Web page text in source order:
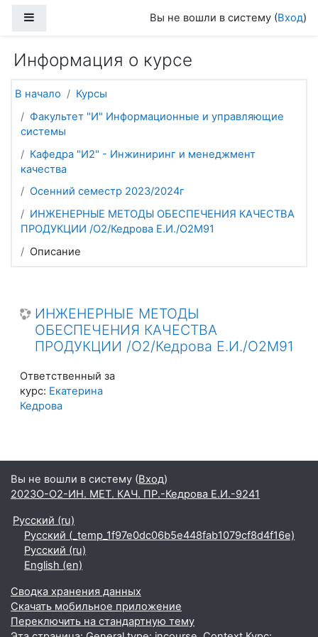
Вы не вошли в систему (Вход)
Информация о курсе
В начало
Курсы
Факультет "И" Информационные и управляющие
системы
Кафедра "И2" - Инжиниринг и менеджмент
качества
Осенний семестр 2023/2024г
ИНЖЕНЕРНЫЕ МЕТОДЫ ОБЕСПЕЧЕНИЯ КАЧЕСТВА
ПРОДУКЦИИ /О2/Кедрова Е.И./О2М91
Описание
ИНЖЕНЕРНЫЕ МЕТОДЫ
ОБЕСПЕЧЕНИЯ КАЧЕСТВА
ПРОДУКЦИИ /О2/Кедрова Е.И./О2М91
Ответственный за
курс: Екатерина
Кедрова
Вы не вошли в систему (Вход)
2023О-О2-ИН. МЕТ. КАЧ. ПР.-Кедрова Е.И.-9241
Русский ‎(ru)‎
Русский ‎(_temp_1f97e0dc06b5e448fab1079cf8d4f16e)‎
Русский ‎(ru)‎
English ‎(en)‎
Сводка хранения данных
Скачать мобильное приложение
Переключить на стандартную тему